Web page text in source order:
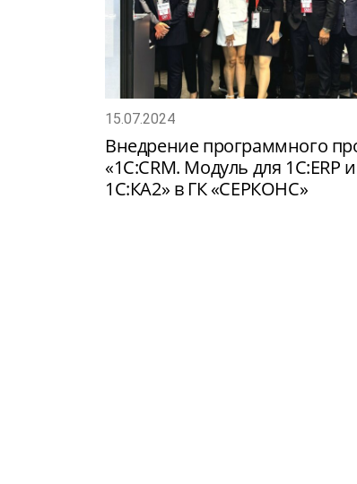
15.07.2024
Внедрение программного
«1С:CRM. Модуль для 1С:ERP и
1С:КА2» в ГК «СЕРКОНС»